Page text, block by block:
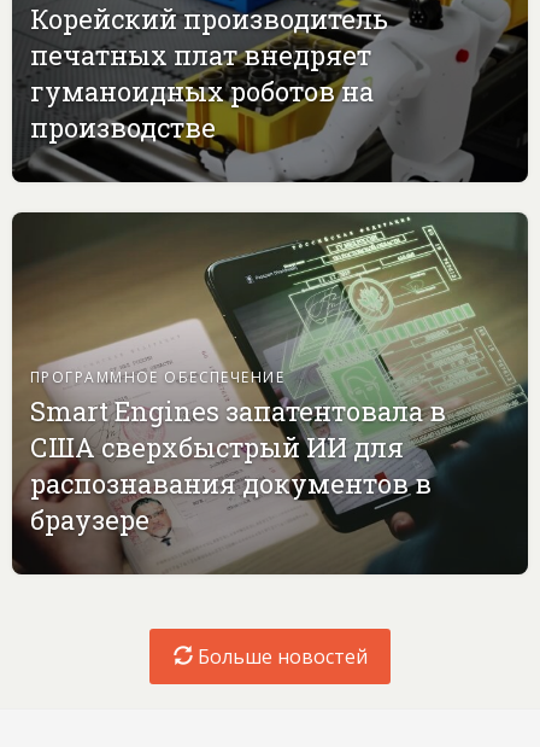
Корейский производитель
печатных плат внедряет
гуманоидных роботов на
производстве
ПРОГРАММНОЕ ОБЕСПЕЧЕНИЕ
Smart Engines запатентовала в
США сверхбыстрый ИИ для
распознавания документов в
браузере
Больше новостей